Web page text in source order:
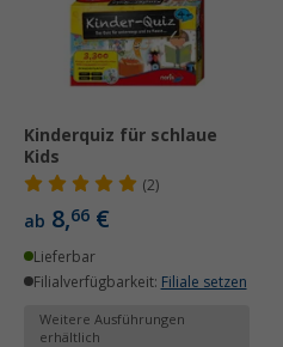
Kinderquiz für schlaue
Kids
(2)
ab 8,66 €
Lieferbar
Filialverfügbarkeit: Filiale setzen
Weitere Ausführungen
erhältlich